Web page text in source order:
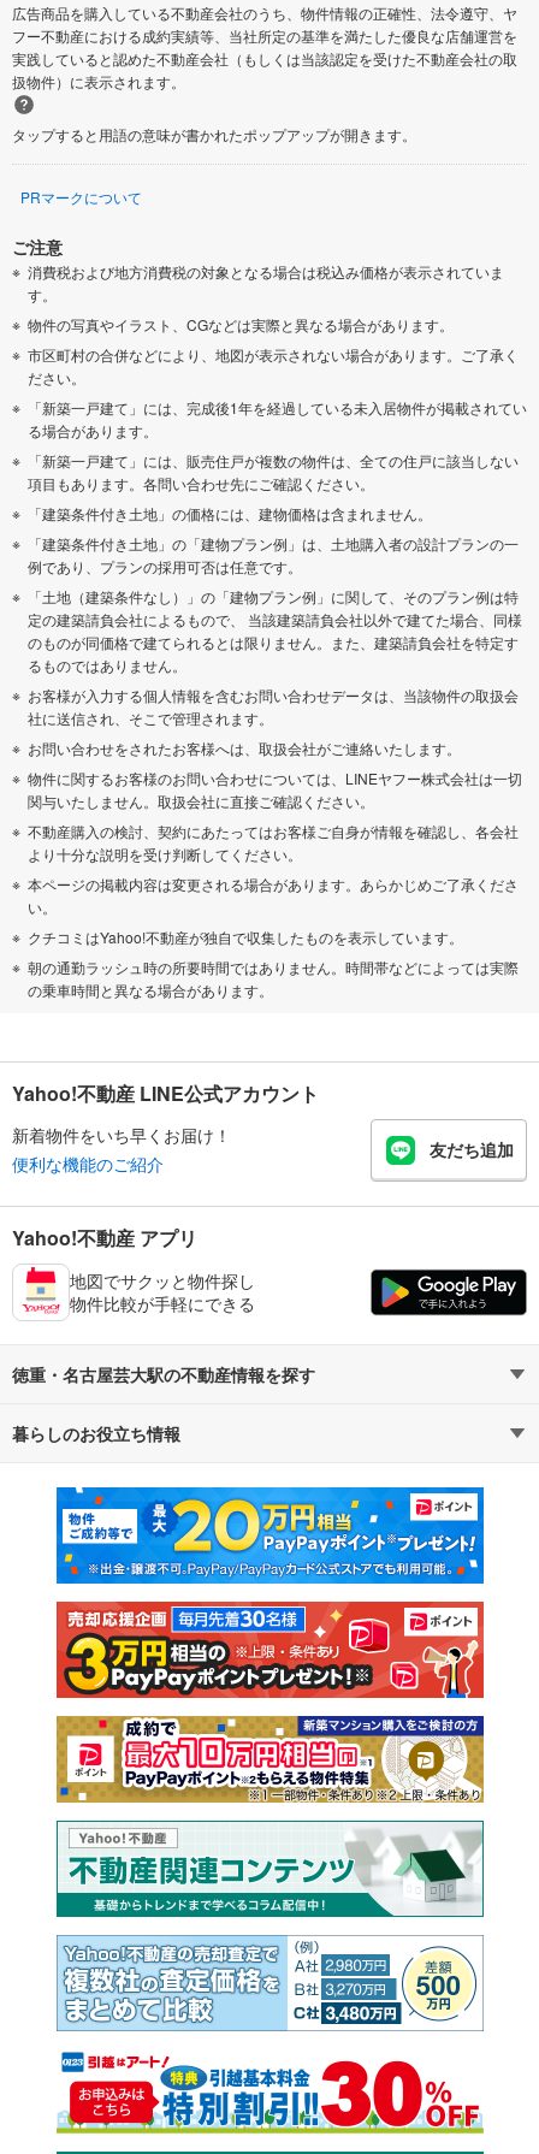
広告商品を購入している不動産会社のうち、物件情報の正確性、法令遵守、ヤ
フー不動産における成約実績等、当社所定の基準を満たした優良な店舗運営を
実践していると認めた不動産会社（もしくは当該認定を受けた不動産会社の取
扱物件）に表示されます。
タップすると用語の意味が書かれたポップアップが開きます。
PRマークについて
ご注意
消費税および地方消費税の対象となる場合は税込み価格が表示されていま
す。
物件の写真やイラスト、CGなどは実際と異なる場合があります。
市区町村の合併などにより、地図が表示されない場合があります。ご了承く
ださい。
「新築一戸建て」には、完成後1年を経過している未入居物件が掲載されてい
る場合があります。
「新築一戸建て」には、販売住戸が複数の物件は、全ての住戸に該当しない
項目もあります。各問い合わせ先にご確認ください。
「建築条件付き土地」の価格には、建物価格は含まれません。
「建築条件付き土地」の「建物プラン例」は、土地購入者の設計プランの一
例であり、プランの採用可否は任意です。
「土地（建築条件なし）」の「建物プラン例」に関して、そのプラン例は特
定の建築請負会社によるもので、 当該建築請負会社以外で建てた場合、同様
のものが同価格で建てられるとは限りません。また、建築請負会社を特定す
るものではありません。
お客様が入力する個人情報を含むお問い合わせデータは、当該物件の取扱会
社に送信され、そこで管理されます。
お問い合わせをされたお客様へは、取扱会社がご連絡いたします。
物件に関するお客様のお問い合わせについては、LINEヤフー株式会社は一切
関与いたしません。取扱会社に直接ご確認ください。
不動産購入の検討、契約にあたってはお客様ご自身が情報を確認し、各会社
より十分な説明を受け判断してください。
本ページの掲載内容は変更される場合があります。あらかじめご了承くださ
い。
クチコミはYahoo!不動産が独自で収集したものを表示しています。
朝の通勤ラッシュ時の所要時間ではありません。時間帯などによっては実際
の乗車時間と異なる場合があります。
Yahoo!不動産 LINE公式アカウント
新着物件をいち早くお届け！
便利な機能のご紹介
友だち追加
Yahoo!不動産 アプリ
地図でサクッと物件探し
物件比較が手軽にできる
徳重・名古屋芸大駅の不動産情報を探す
不動産・住宅
新築マンション 中古マンション
新築一戸建て 中古一戸建て
注文住宅 土地
売却査定
暮らしのお役立ち情報
マンションカタログ 教えて！住まいの先生